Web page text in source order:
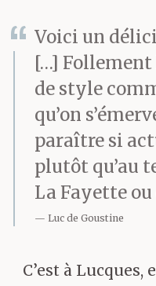
Voici un
[…]
de style
qu’on
paraître si
plutôt qu’au
La Fayette
Luc de Goustine
C’est à Lucques,